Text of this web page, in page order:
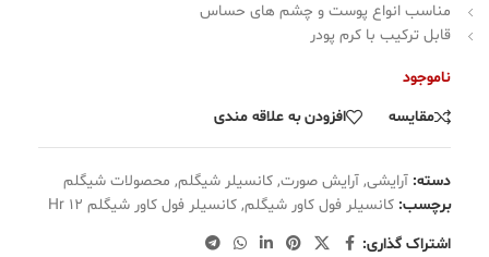
مناسب انواع پوست و چشم های حساس
قابل ترکیب با کرم پودر
ناموجود
مقایسه
افزودن به علاقه مندی
دسته: آرایشی, آرایش صورت, کانسیلر شیگلم, محصولات شیگلم
برچسب: کانسیلر فول کاور شیگلم, کانسیلر فول کاور شیگلم 12 Hr
اشتراک گذاری: